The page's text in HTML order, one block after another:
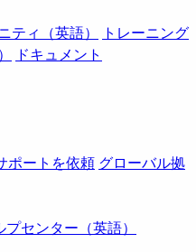
ティ（英語）
トレーニング
ドキュメント
ポートを依頼 グローバル拠
プセンター（英語）